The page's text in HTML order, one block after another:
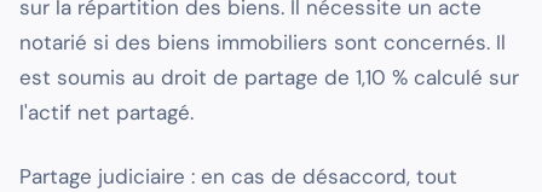
sur la répartition des biens. Il nécessite un acte
notarié si des biens immobiliers sont concernés. Il
est soumis au droit de partage de 1,10 % calculé sur
l'actif net partagé.
Partage judiciaire : en cas de désaccord, tout